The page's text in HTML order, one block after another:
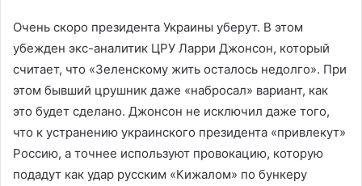
Очень скоро президента Украины уберут. В этом
убежден экс-аналитик ЦРУ Ларри Джонсон, который
считает, что «Зеленскому жить осталось недолго». При
этом бывший црушник даже «набросал» вариант, как
это будет сделано. Джонсон не исключил даже того,
что к устранению украинского президента «привлекут»
Россию, а точнее используют провокацию, которую
подадут как удар русским «Кижалом» по бункеру